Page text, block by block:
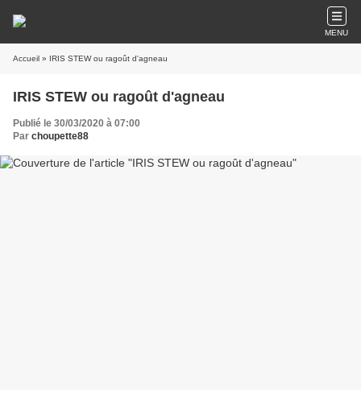
MENU
Accueil » IRIS STEW ou ragoût d'agneau
IRIS STEW ou ragoût d'agneau
Publié le 30/03/2020 à 07:00
Par choupette88